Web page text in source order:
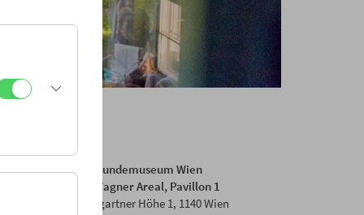
Volkskundemuseum Wien
Otto Wagner Areal, Pavillon 1
Baumgartner Höhe 1, 1140 Wien